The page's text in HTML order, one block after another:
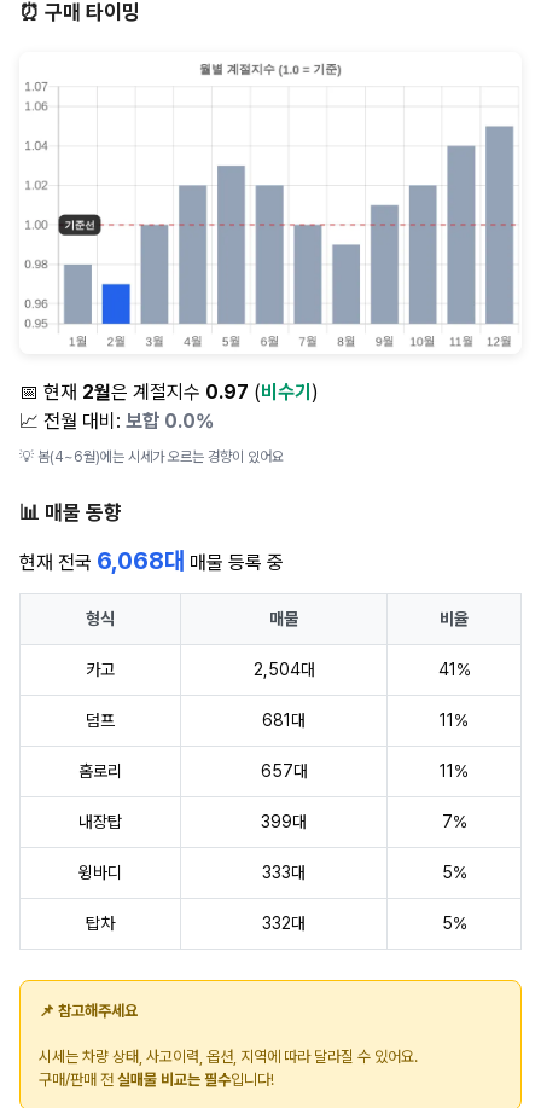
⏰ 구매 타이밍
📅 현재 2월은 계절지수 0.97 (비수기 )
📈 전월 대비: 보합 0.0%
💡 봄(4~6월)에는 시세가 오르는 경향이 있어요
📊 매물 동향
현재 전국 6,068대 매물 등록 중
형식 매물 비율
카고 2,504대 41%
덤프 681대 11%
홈로리 657대 11%
내장탑 399대 7%
윙바디 333대 5%
탑차 332대 5%
📌 참고해주세요
시세는 차량 상태, 사고이력, 옵션, 지역에 따라 달라질 수 있어요.
구매/판매 전 실매물 비교는 필수입니다!